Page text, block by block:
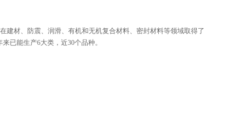
建材、防震、润滑、有机和无机复合材料、密封材料等领域取得了
已能生产6大类，近30个品种。